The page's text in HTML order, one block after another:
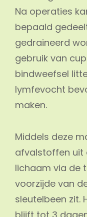
Na operaties
bepaald
gedraineerd
gebruik van
bindweefsel
lymfevocht
maken.
Middels deze
afvalstoffen uit
lichaam via de
voorzijde van
sleutelbeen zit.